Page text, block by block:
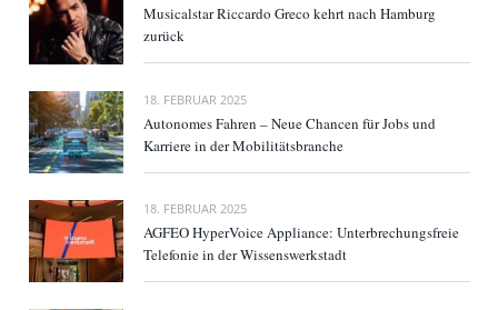
Musicalstar Riccardo Greco kehrt nach Hamburg
zurück
18. FEBRUAR 2025
Autonomes Fahren – Neue Chancen für Jobs und
Karriere in der Mobilitätsbranche
18. FEBRUAR 2025
AGFEO HyperVoice Appliance: Unterbrechungsfreie
Telefonie in der Wissenswerkstadt